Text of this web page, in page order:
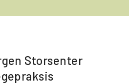
Storsenter